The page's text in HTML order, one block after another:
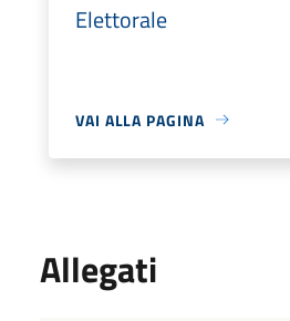
Elettorale
VAI ALLA PAGINA
Allegati